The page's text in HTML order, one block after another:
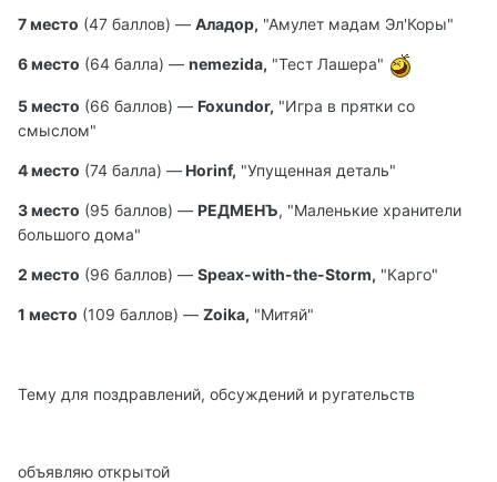
7 место (47 баллов) — Аладор, "Амулет мадам Эл'Коры"
6 место (64 балла) — nemezida, "Тест Лашера"
5 место (66 баллов) — Foxundor, "Игра в прятки со
смыслом"
4 место (74 балла) —Horinf, "Упущенная деталь"
3 место (95 баллов) — РЕДМЕНЪ, "Маленькие хранители
большого дома"
2 место (96 баллов) — Speax-with-the-Storm, "Карго"
1 место (109 баллов) — Zoika, "Митяй"
Тему для поздравлений, обсуждений и ругательств
объявляю открытой